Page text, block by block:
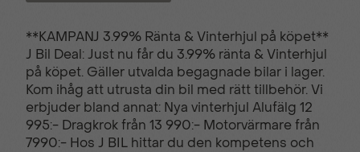
Airbag passagerare
Autobroms
Avstängningsbar
airbag passagerare
**KAMPANJ 3.99% Ränta & Vinterhjul på köpet**
J Bil Deal: Just nu får du 3.99% ränta & Vinterhjul
på köpet. Gäller utvalda begagnade bilar i lager.
Kom ihåg att utrusta din bil med rätt tillbehör. Vi
erbjuder bland annat: Nya vinterhjul Alufälg 12
995:- Dragkrok från 13 990:- Motorvärmare från
7990:- Hos J BIL hittar du den kompetens och